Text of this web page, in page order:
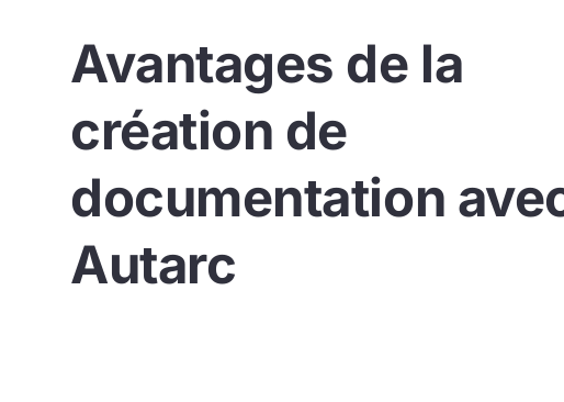
Avantages de la
création de
documentation
Autarc